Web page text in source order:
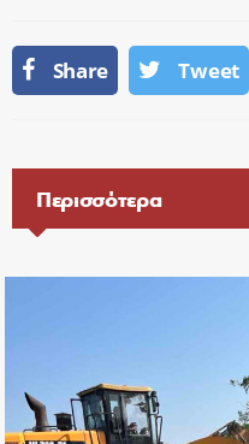
Share Tweet
Περισσότερα